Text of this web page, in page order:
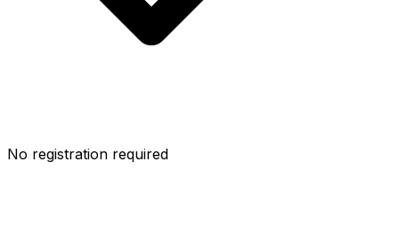
No registration required